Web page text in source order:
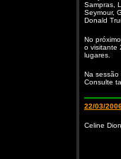
Sampras,
Seymour,
Donald
No
o visitante
lugares.
Na sessão
Consulte
22/03/
Celine